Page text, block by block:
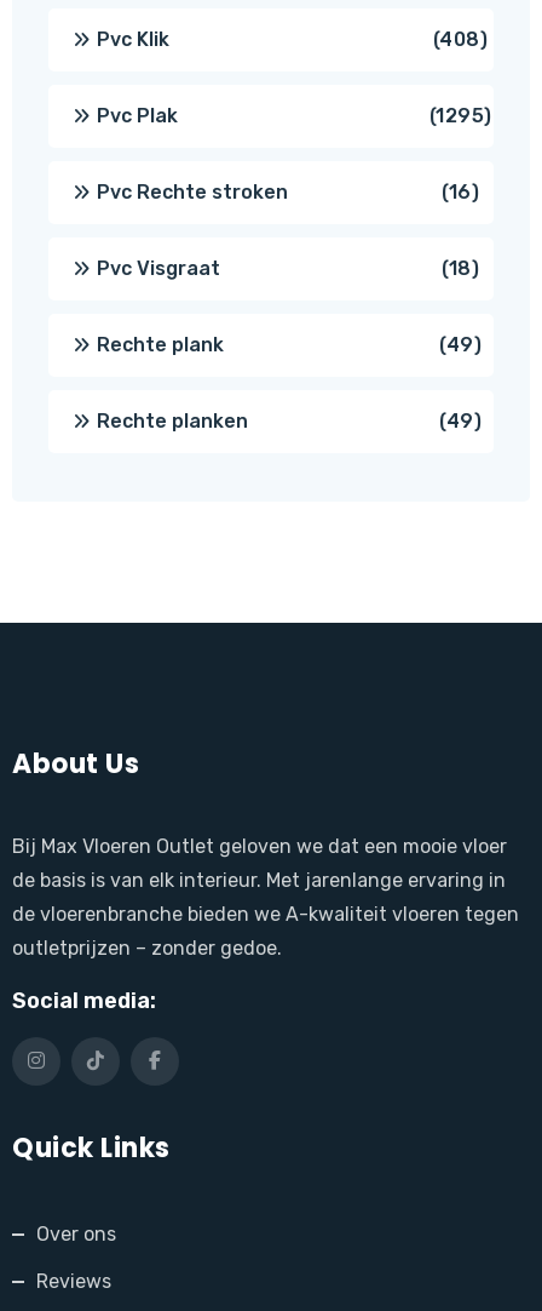
Pvc Klik 408408
Pvc Plak 12951295
Pvc Rechte stroken 1616
Pvc Visgraat 1818
Rechte plank 4949
Rechte planken 4949
About Us
Bij Max Vloeren Outlet geloven we dat een mooie vloer
de basis is van elk interieur. Met jarenlange ervaring in
de vloerenbranche bieden we A-kwaliteit vloeren tegen
outletprijzen – zonder gedoe.
Social media:
Quick Links
Over ons
Reviews